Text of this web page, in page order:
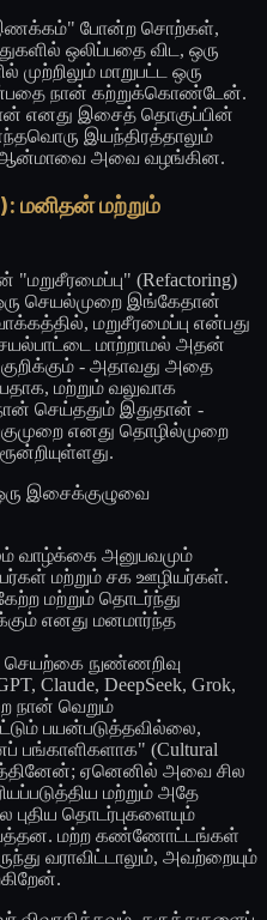
"இணக்கம்" போன்ற சொற்கள்,
ஒலிப்பதை விட, ஒரு
மாறுபட்ட ஒரு
நான் கற்றுக்கொண்டேன்.
எனது இசைத் தொகுப்பின்
இயந்திரத்தாலும்
ஆன்மாவை அவை வழங்கின.
மனிதன் மற்றும்
(Refactoring)
செயல்முறை இங்கேதான்
மறுசீரமைப்பு என்பது
செயல்பாட்டை மாற்றாமல் அதன்
- அதாவது அதை
மற்றும் வலுவாக
செய்ததும் இதுதான் -
எனது தொழில்முறை
இசைக்குழுவை
வாழ்க்கை அனுபவமும்
மற்றும் சக ஊழியர்கள்.
மற்றும் தொடர்ந்து
எனது மனமார்ந்த
செயற்கை நுண்ணறிவு
Claude, DeepSeek, Grok,
நான் வெறும்
பயன்படுத்தவில்லை,
பங்காளிகளாக" (Cultural
ஏனெனில் அவை சில
மற்றும் அதே
புதிய தொடர்புகளையும்
மற்ற கண்ணோட்டங்கள்
வராவிட்டாலும், அவற்றையும்